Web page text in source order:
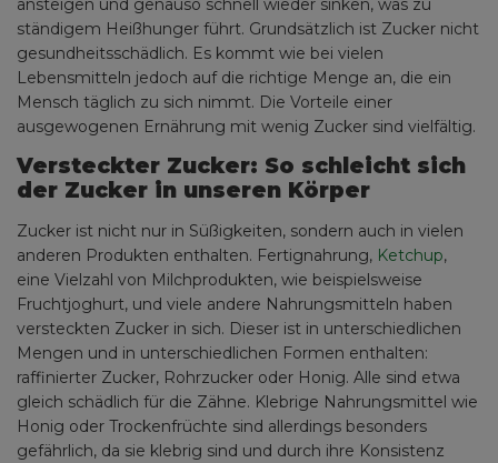
ansteigen und genauso schnell wieder sinken, was zu
ständigem Heißhunger führt. Grundsätzlich ist Zucker nicht
gesundheitsschädlich. Es kommt wie bei vielen
Lebensmitteln jedoch auf die richtige Menge an, die ein
Mensch täglich zu sich nimmt. Die Vorteile einer
ausgewogenen Ernährung mit wenig Zucker sind vielfältig.
Versteckter Zucker: So schleicht sich
der Zucker in unseren Körper
Zucker ist nicht nur in Süßigkeiten, sondern auch in vielen
anderen Produkten enthalten. Fertignahrung, Ketchup,
eine Vielzahl von Milchprodukten, wie beispielsweise
Fruchtjoghurt, und viele andere Nahrungsmitteln haben
versteckten Zucker in sich. Dieser ist in unterschiedlichen
Mengen und in unterschiedlichen Formen enthalten:
raffinierter Zucker, Rohrzucker oder Honig. Alle sind etwa
gleich schädlich für die Zähne. Klebrige Nahrungsmittel wie
Honig oder Trockenfrüchte sind allerdings besonders
gefährlich, da sie klebrig sind und durch ihre Konsistenz